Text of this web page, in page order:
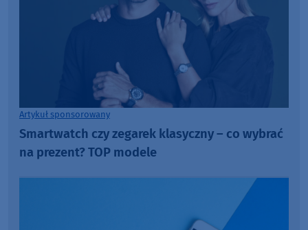
Artykuł sponsorowany
Smartwatch czy zegarek klasyczny – co wybrać
na prezent? TOP modele